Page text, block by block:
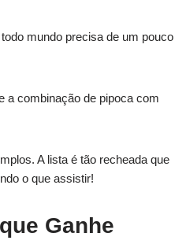
mundo precisa de um pouco
a combinação de pipoca com
A lista é tão recheada que
o que assistir!
Ganhe